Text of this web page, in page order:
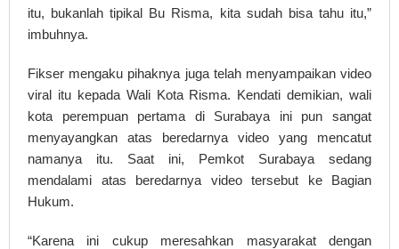
itu, bukanlah tipikal Bu Risma, kita sudah bisa tahu itu,”
imbuhnya.
Fikser mengaku pihaknya juga telah menyampaikan video
viral itu kepada Wali Kota Risma. Kendati demikian, wali
kota perempuan pertama di Surabaya ini pun sangat
menyayangkan atas beredarnya video yang mencatut
namanya itu. Saat ini, Pemkot Surabaya sedang
mendalami atas beredarnya video tersebut ke Bagian
Hukum.
“Karena ini cukup meresahkan masyarakat dengan